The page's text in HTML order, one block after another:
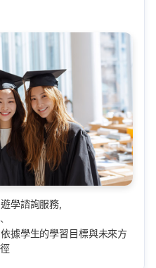
學諮詢服務，
據學生的學習目標與未來方